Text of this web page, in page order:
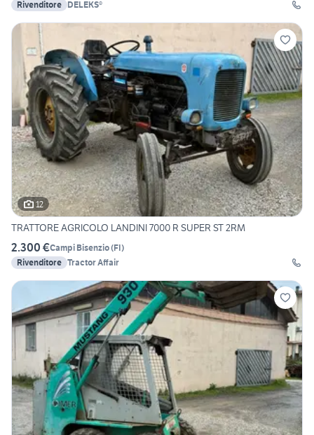
Rivenditore DELEKS®
12
TRATTORE AGRICOLO LANDINI 7000 R SUPER ST 2RM
2.300 €Campi Bisenzio(FI)
Rivenditore Tractor Affair